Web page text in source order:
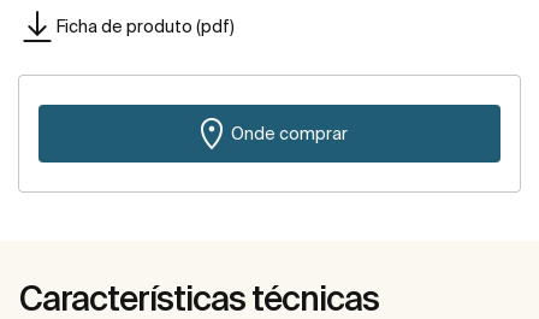
Ficha de produto (pdf)
Onde comprar
Características técnicas